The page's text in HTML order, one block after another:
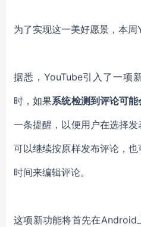
为了实现这一美好愿景，本周
据悉， YouTube引入了一项
时，如果系统检测到评论可能
一条提醒，以便用户在选择发
可以继续按原样发布评论，
时间来编辑评论。
这项新功能将首先在Android